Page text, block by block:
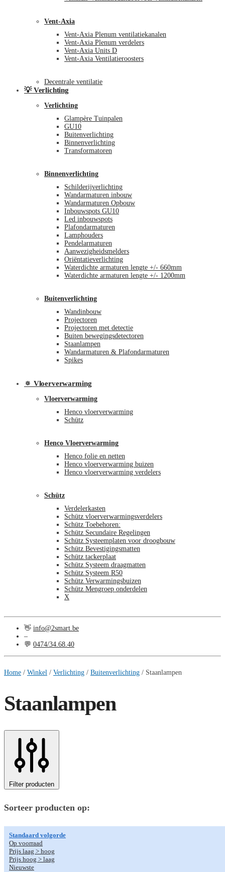
Vent-Axia
Vent-Axia Plenum ventilatiekanalen
Vent-Axia Plenum verdelers
Vent-Axia Units D
Vent-Axia Ventilatieroosters
Decentrale ventilatie
💡 Verlichting
Verlichting
Glampère Tuinpalen
GU10
Buitenverlichting
Binnenverlichting
Transformatoren
Binnenverlichting
Schilderijverlichting
Wandarmaturen inbouw
Wandarmaturen Opbouw
Inbouwspots GU10
Led inbouwspots
Plafondarmaturen
Lamphouders
Pendelarmaturen
Aanwezigheidsmelders
Oriëntatieverlichting
Waterdichte armaturen lengte +/- 660mm
Waterdichte armaturen lengte +/- 1200mm
Buitenverlichting
Wandinbouw
Projectoren
Projectoren met detectie
Buiten bewegingsdetectoren
Staanlampen
Wandarmaturen & Plafondarmaturen
Spikes
🔅 Vloerverwarming
Vloerverwarming
Henco vloerverwarming
Schütz
Henco Vloerverwarming
Henco folie en netten
Henco vloerverwarming buizen
Henco vloerverwarming verdelers
Schütz
Verdelerkasten
Schütz vloerverwarmingsverdelers
Schütz Toebehoren:
Schütz Secundaire Regelingen
Schütz Systeemplaten voor droogbouw
Schütz Bevestigingsmatten
Schütz tackerplaat
Schütz Systeem draagmatten
Schütz Systeem R50
Schütz Verwarmingsbuizen
Schütz Mengroep onderdelen
X
👋 info@2smart.be
–
💬 0474/34.68.40
Home / Winkel / Verlichting / Buitenverlichting / Staanlampen
Staanlampen
Filter producten
Sorteer producten op:
Standaard volgorde
Op voorraad
Prijs laag > hoog
Prijs hoog > laag
Nieuwste